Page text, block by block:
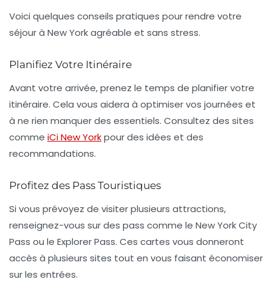
Voici quelques conseils pratiques pour rendre votre
séjour à New York agréable et sans stress.
Planifiez Votre Itinéraire
Avant votre arrivée, prenez le temps de planifier votre
itinéraire. Cela vous aidera à optimiser vos journées et
à ne rien manquer des essentiels. Consultez des sites
comme iCi New Yorkpour des idées et des
recommandations.
Profitez des Pass Touristiques
Si vous prévoyez de visiter plusieurs attractions,
renseignez-vous sur des pass comme le New York City
Pass ou le Explorer Pass. Ces cartes vous donneront
accès à plusieurs sites tout en vous faisant économiser
sur les entrées.